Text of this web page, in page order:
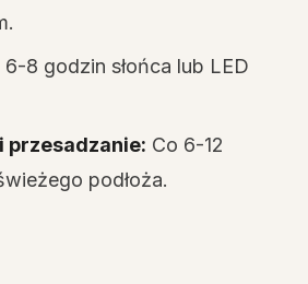
6-8 godzin słońca lub LED
przesadzanie: Co 6-12
podłoża.